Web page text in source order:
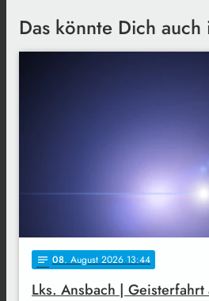
Das könnte Dich
notes 08. August 2026 13:44
Lks. Ansbach |